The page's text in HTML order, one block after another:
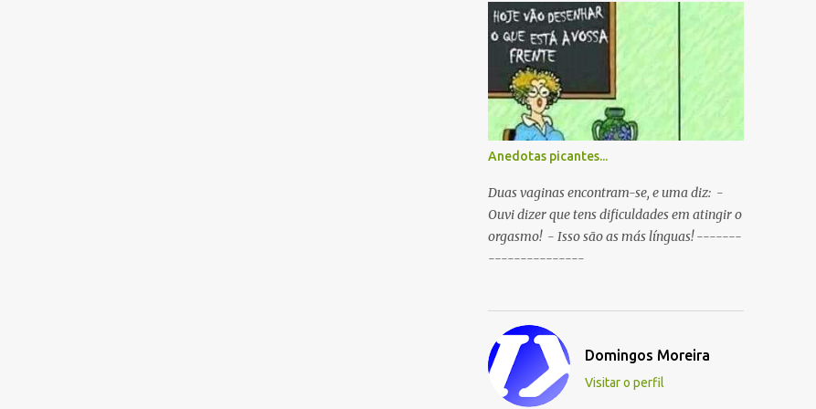
boca ao mesmo tempo. P: O que é que
resulta do cruzamento entre um
Sportinguista e um porco? R: Presunto
rançoso. P: Porque é que o Sporting vai
passar a ser patrocinado pela BP R: Porque a
BP dá...
Anedotas picantes...
Duas vaginas encontram-se, e uma diz: -
Ouvi dizer que tens dificuldades em atingir o
orgasmo! - Isso são as más línguas! -------
---------------
Domingos Moreira
Visitar o perfil